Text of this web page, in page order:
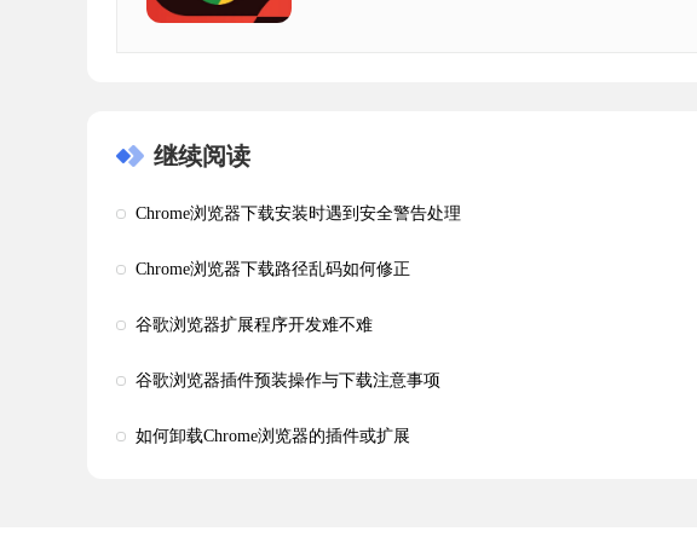
继续阅读
Chrome浏览器下载安装时遇到安全警告处理
Chrome浏览器下载路径乱码如何修正
谷歌浏览器扩展程序开发难不难
谷歌浏览器插件预装操作与下载注意事项
如何卸载Chrome浏览器的插件或扩展